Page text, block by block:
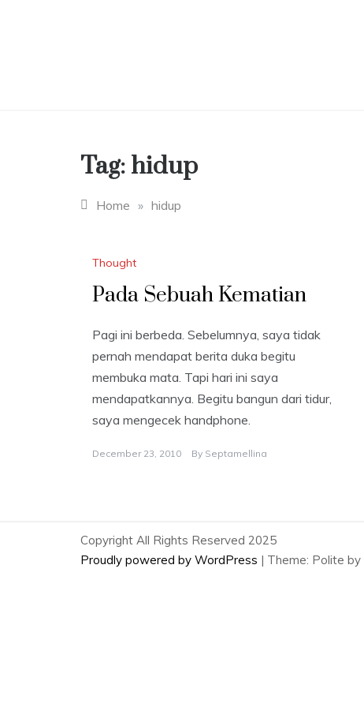
Tag: hidup
Home » hidup
Thought
Pada Sebuah Kematian
Pagi ini berbeda. Sebelumnya, saya tidak
pernah mendapat berita duka begitu
membuka mata. Tapi hari ini saya
mendapatkannya. Begitu bangun dari tidur,
saya mengecek handphone.
December 23, 2010 By Septamellina
Copyright All Rights Reserved 2025
Proudly powered by WordPress | Theme: Polite by